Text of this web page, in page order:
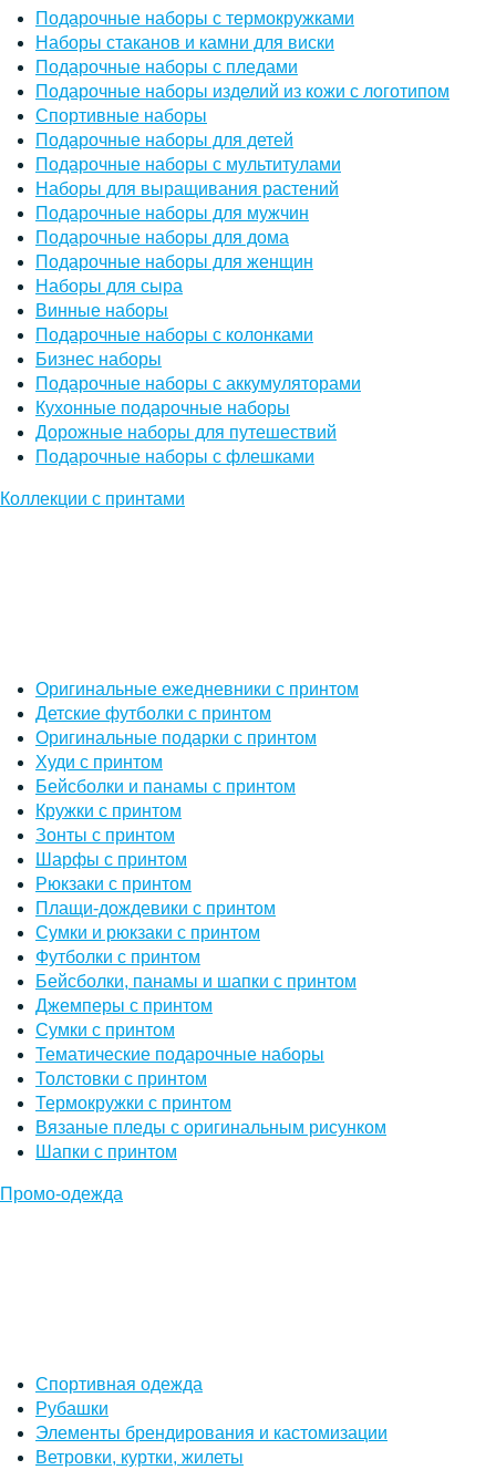
Подарочные наборы с термокружками
Наборы стаканов и камни для виски
Подарочные наборы с пледами
Подарочные наборы изделий из кожи с логотипом
Спортивные наборы
Подарочные наборы для детей
Подарочные наборы с мультитулами
Наборы для выращивания растений
Подарочные наборы для мужчин
Подарочные наборы для дома
Подарочные наборы для женщин
Наборы для сыра
Винные наборы
Подарочные наборы с колонками
Бизнес наборы
Подарочные наборы с аккумуляторами
Кухонные подарочные наборы
Дорожные наборы для путешествий
Подарочные наборы с флешками
Коллекции с принтами
Оригинальные ежедневники с принтом
Детские футболки с принтом
Оригинальные подарки с принтом
Худи с принтом
Бейсболки и панамы с принтом
Кружки с принтом
Зонты с принтом
Шарфы с принтом
Рюкзаки с принтом
Плащи-дождевики с принтом
Сумки и рюкзаки с принтом
Футболки с принтом
Бейсболки, панамы и шапки с принтом
Джемперы с принтом
Сумки с принтом
Тематические подарочные наборы
Толстовки с принтом
Термокружки с принтом
Вязаные пледы с оригинальным рисунком
Шапки с принтом
Промо-одежда
Спортивная одежда
Рубашки
Элементы брендирования и кастомизации
Ветровки, куртки, жилеты